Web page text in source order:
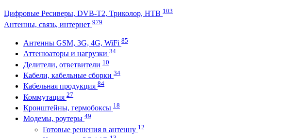
Цифровые Ресиверы, DVB-T2, Триколор, НТВ 103
Антенны, связь, интернет 979
Антенны GSM, 3G, 4G, WiFi 85
Аттенюаторы и нагрузки 34
Делители, ответвители 10
Кабели, кабельные сборки 34
Кабельная продукция 84
Коммутация 27
Кронштейны, гермобоксы 18
Модемы, роутеры 49
Готовые решения в антенну 12